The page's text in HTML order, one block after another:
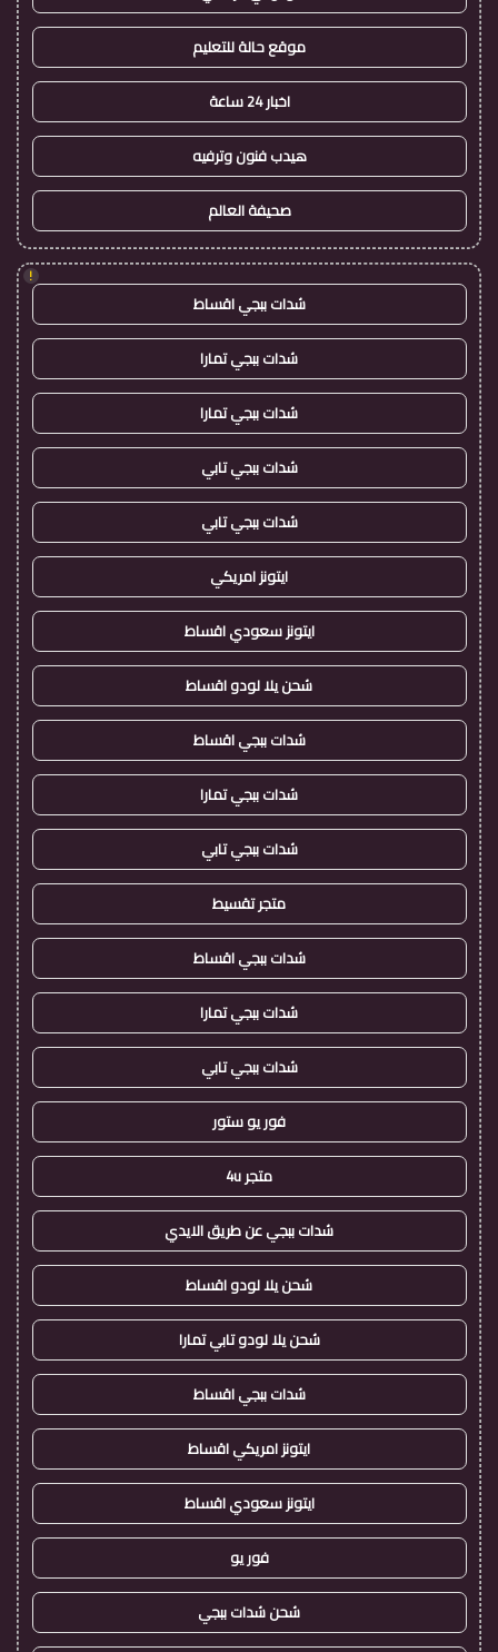
موقع حالة للتعليم
اخبار 24 ساعة
هيدب فنون وترفيه
صحيفة العالم
!
شدات ببجي اقساط
شدات ببجي تمارا
شدات ببجي تمارا
شدات ببجي تابي
شدات ببجي تابي
ايتونز امريكي
ايتونز سعودي اقساط
شحن يلا لودو اقساط
شدات ببجي اقساط
شدات ببجي تمارا
شدات ببجي تابي
متجر تقسيط
شدات ببجي اقساط
شدات ببجي تمارا
شدات ببجي تابي
فور يو ستور
متجر 4u
شدات ببجي عن طريق الايدي
شحن يلا لودو اقساط
شحن يلا لودو تابي تمارا
شدات ببجي اقساط
ايتونز امريكي اقساط
ايتونز سعودي اقساط
فور يو
شحن شدات ببجي